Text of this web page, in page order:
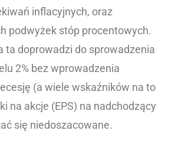
inflacyjnych, oraz
podwyżek stóp procentowych.
ta doprowadzi do sprowadzenia
2% bez wprowadzenia
(a wiele wskaźników na to
na akcje (EPS) na nadchodzący
się niedoszacowane.